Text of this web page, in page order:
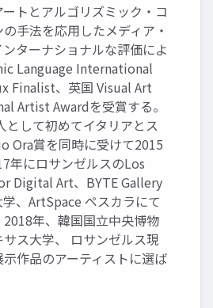
トとアルゴリズミック・コ
手法を応用したメディア・
ターナショナルな評価によ
Language International
Finalist、英国 Visual Art
Artist Awardを受賞する。
として初めてイタリアとス
Ora賞を同時に受けて2015
年にロサンゼルスのLos
Digital Art、BYTE Gallery
学、ArtSpace ペスカラにて
年、韓国国立中央博物
ス大学、 ロサンゼルス現
作品のアーティストに選ば